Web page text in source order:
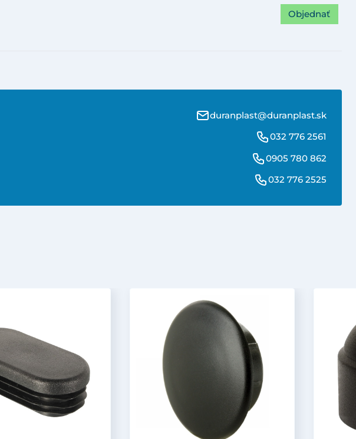
Objednať
duranplast@duranplast.sk
032 776 2561
0905 780 862
032 776 2525